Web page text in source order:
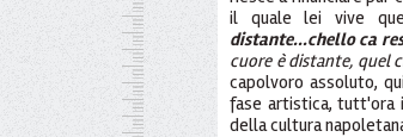
il quale lei vive
distante...chello ca
cuore è distante, quel
capolvoro assoluto,
fase artistica, tutt'ora
della cultura